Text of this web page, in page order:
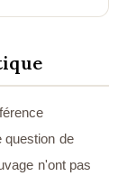
question de
n'ont pas